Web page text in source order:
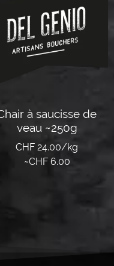
à saucisse de
veau ~250g
CHF 24.00/kg
~CHF6.00